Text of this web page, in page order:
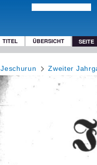
TITEL ÜBERSICHT SEITE
Jeschurun Zweiter